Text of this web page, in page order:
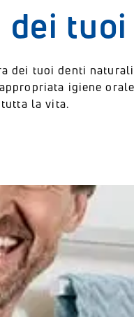
dei
dei tuoi denti
igiene
la vita.